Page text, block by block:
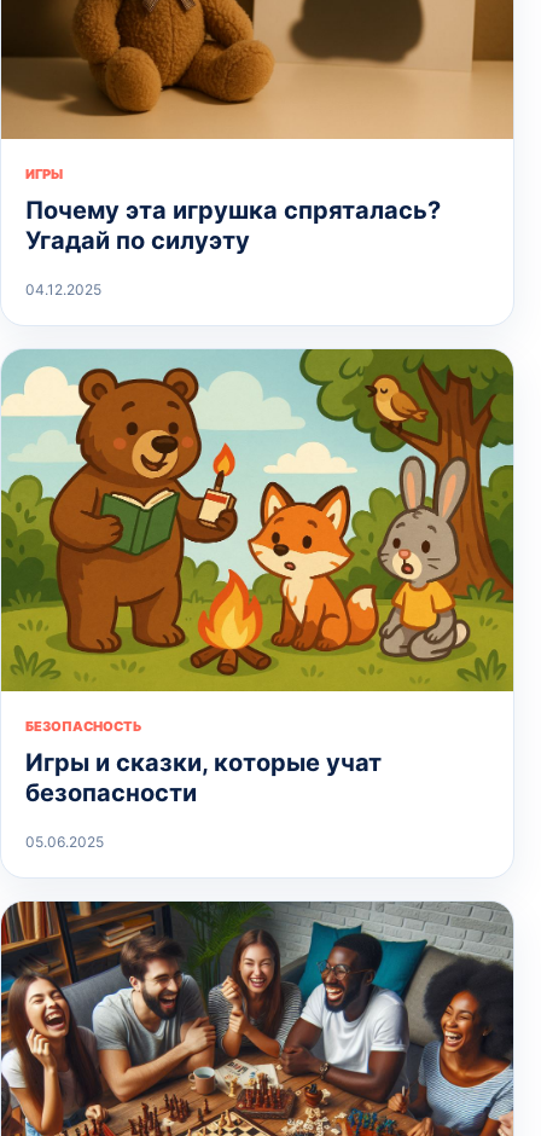
ИГРЫ
Почему эта игрушка спряталась?
Угадай по силуэту
04.12.2025
БЕЗОПАСНОСТЬ
Игры и сказки, которые учат
безопасности
05.06.2025